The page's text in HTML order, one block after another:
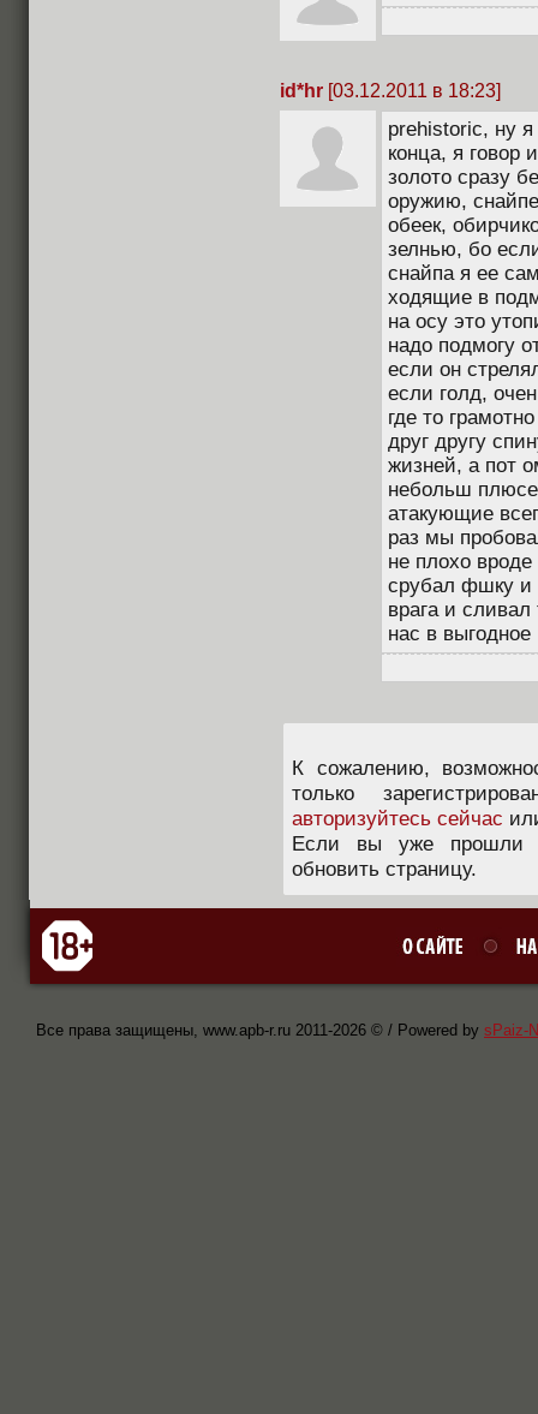
id*hr [03.12.2011 в 18:23]
prehistoric, ну я
конца, я говор
золото сразу
оружию,
обеек,
зелнью, бо
снайпа я ее
ходящие в
на осу это
надо подмогу
если он
если голд,
где то
друг другу
жизней, а пот
небольш плюсе
атакующие
раз мы
не плохо вроде
срубал фшку и
врага и
нас в
К сожалению,
только
авторизуйтесь сейчас
Если вы уже прошли
обновить страницу.
Все права защищены, www.apb-r.ru 2011-2026 © / Powered by sPaiz-